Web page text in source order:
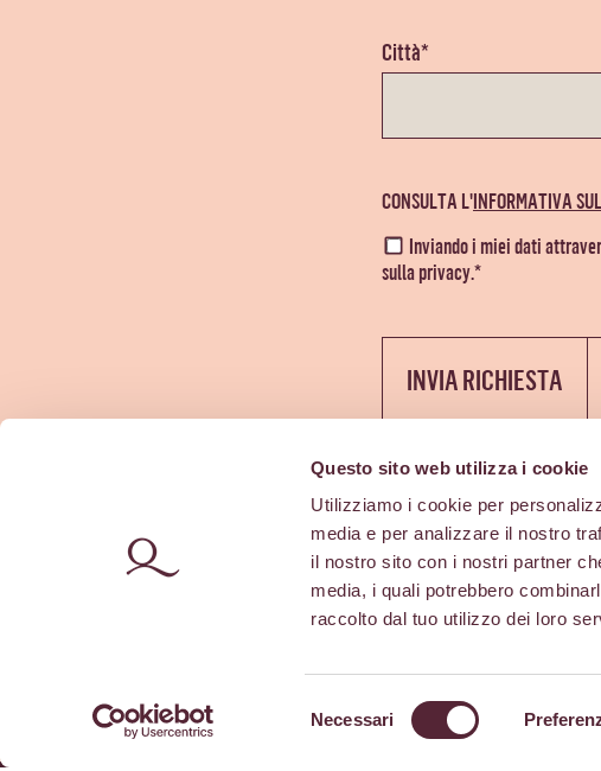
Questo sito web utilizza i cookie
Utilizziamo i cookie per
media e per analizzare il nostro
il nostro sito con i nostri partner
media, i quali potrebbero
raccolto dal tuo utilizzo dei loro
Necessari
Città*
CONSULTA L'INFORMATIVA
Inviando i miei dati
sulla privacy.*
INVIA RICHIESTA